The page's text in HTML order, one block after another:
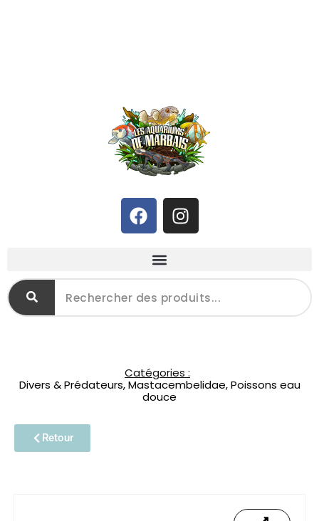
Catégories :
Divers & Prédateurs,Mastacembelidae,Poissons eau
douce
Retour